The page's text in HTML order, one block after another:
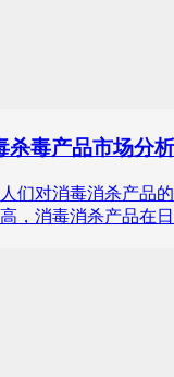
杀毒产品市场分
们对消毒消杀产品
消毒消杀产品在